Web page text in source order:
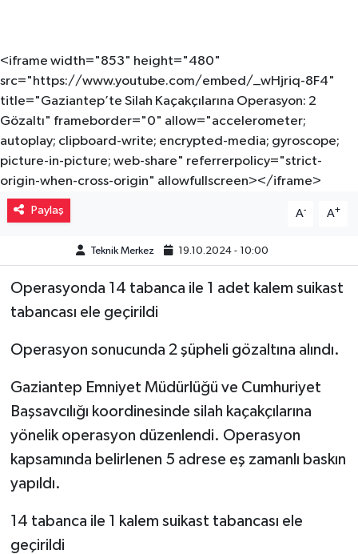
<iframe width="853" height="480"
src="https://www.youtube.com/embed/_wHjriq-8F4"
title="Gaziantep’te Silah Kaçakçılarına Operasyon: 2
Gözaltı" frameborder="0" allow="accelerometer;
autoplay; clipboard-write; encrypted-media; gyroscope;
picture-in-picture; web-share" referrerpolicy="strict-
origin-when-cross-origin" allowfullscreen></iframe>
Paylaş A- A+
Teknik Merkez 19.10.2024 - 10:00
Operasyonda 14 tabanca ile 1 adet kalem suikast
tabancası ele geçirildi
Operasyon sonucunda 2 şüpheli gözaltına alındı.
Gaziantep Emniyet Müdürlüğü ve Cumhuriyet
Başsavcılığı koordinesinde silah kaçakçılarına
yönelik operasyon düzenlendi. Operasyon
kapsamında belirlenen 5 adrese eş zamanlı baskın
yapıldı.
14 tabanca ile 1 kalem suikast tabancası ele
geçirildi
Sinemalar
Siyaset
Spor
Teknoloji
Türkiye
Video Haber
Yemek